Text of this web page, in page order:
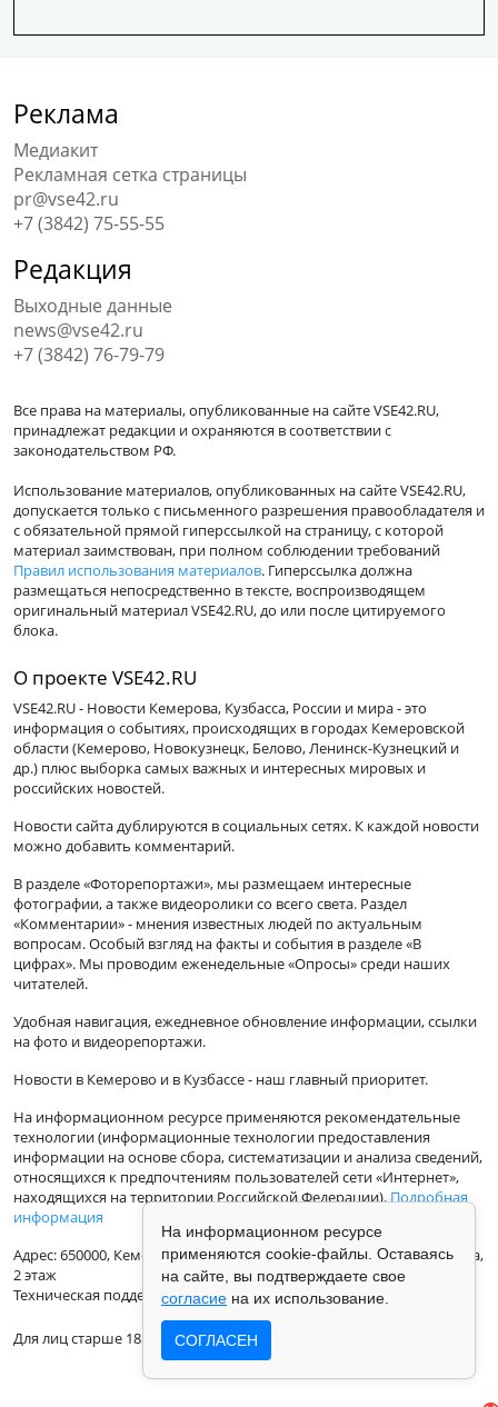
Реклама
Медиакит
Рекламная сетка страницы
pr@vse42.ru
+7 (3842) 75-55-55
Редакция
Выходные данные
news@vse42.ru
+7 (3842) 76-79-79
Все права на материалы, опубликованные на сайте VSE42.RU,
принадлежат редакции и охраняются в соответствии с
законодательством РФ.
Использование материалов, опубликованных на сайте VSE42.RU,
допускается только с письменного разрешения правообладателя и
с обязательной прямой гиперссылкой на страницу, с которой
материал заимствован, при полном соблюдении требований
Правил использования материалов. Гиперссылка должна
размещаться непосредственно в тексте, воспроизводящем
оригинальный материал VSE42.RU, до или после цитируемого
блока.
О проекте VSE42.RU
VSE42.RU - Новости Кемерова, Кузбасса, России и мира - это
информация о событиях, происходящих в городах Кемеровской
области (Кемерово, Новокузнецк, Белово, Ленинск-Кузнецкий и
др.) плюс выборка самых важных и интересных мировых и
российских новостей.
Новости сайта дублируются в социальных сетях. К каждой новости
можно добавить комментарий.
В разделе «Фоторепортажи», мы размещаем интересные
фотографии, а также видеоролики со всего света. Раздел
«Комментарии» - мнения известных людей по актуальным
вопросам. Особый взгляд на факты и события в разделе «В
цифрах». Мы проводим еженедельные «Опросы» среди наших
читателей.
Удобная навигация, ежедневное обновление информации, ссылки
на фото и видеорепортажи.
Новости в Кемерово и в Кузбассе - наш главный приоритет.
На информационном ресурсе применяются рекомендательные
технологии (информационные технологии предоставления
информации на основе сбора, систематизации и анализа сведений,
относящихся к предпочтениям пользователей сети «Интернет»,
находящихся на территории Российской Федерации).Подробная
информация
Адрес: 650000, Кемеровская Область, г.Кемерово, ул.Кузбасская 33а,
2 этаж
Техническая поддержка: support@vse42.ru
Для лиц старше 18 лет.
На информационном ресурсе
применяются cookie-файлы. Оставаясь
на сайте, вы подтверждаете свое
согласие на их использование.
СОГЛАСЕН